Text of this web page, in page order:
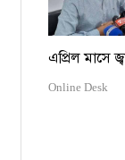
এপ্রিল মাসে
Online Desk